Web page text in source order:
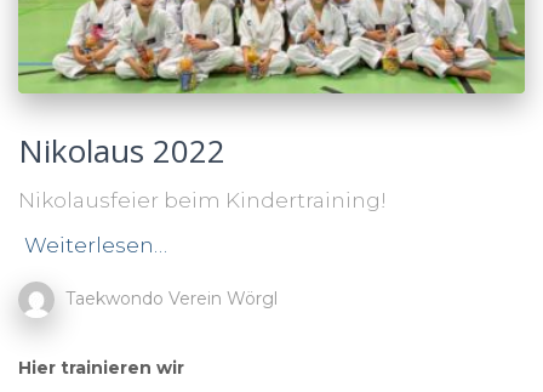
Nikolaus 2022
Nikolausfeier beim Kindertraining!
Weiterlesen…
Taekwondo Verein Wörgl
Hier trainieren wir